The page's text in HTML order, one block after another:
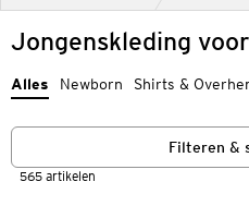
Jongenskleding
Alles Newborn Shirts &
565 artikelen
Filteren &